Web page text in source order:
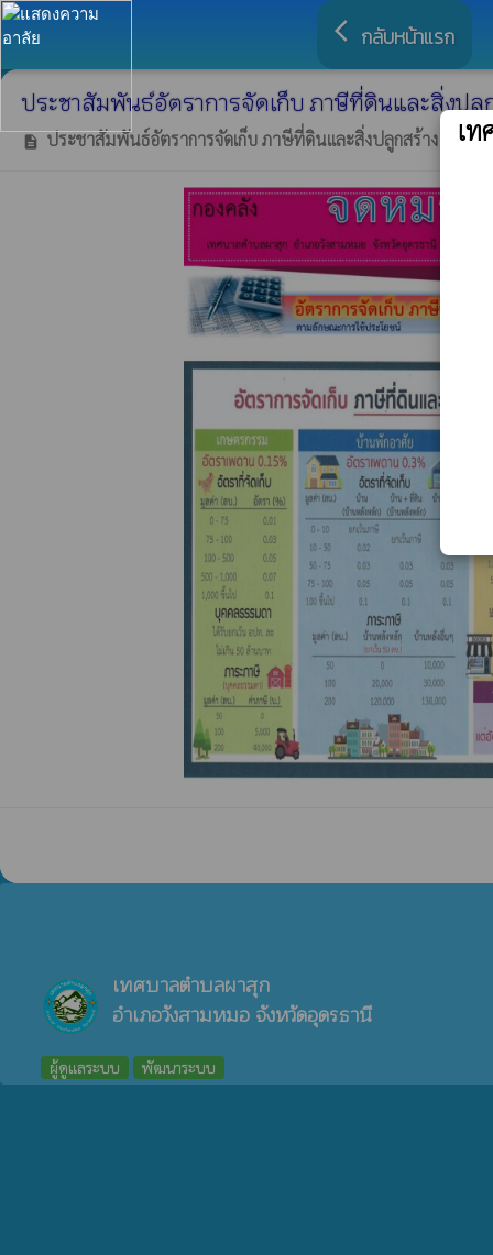
arrow_back_ios กลับหน้าแรก
ประชาสัมพันธ์อัตราการจัดเก็บ ภาษีที่ดินและสิ่งปลู
description ประชาสัมพันธ์อัตราการจัดเก็บ ภาษีที่ดินและสิ่งปลูกสร้าง
เทศบาลตำบลผาสุก
อำเภอวังสามหมอ จังหวัดอุดรธานี
ผู้ดูแลระบบ พัฒนาระบบ
เ